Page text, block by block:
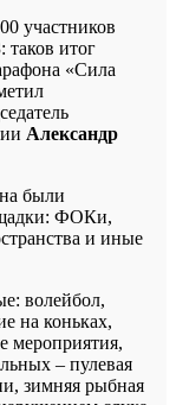
участников
таков итог
«Сила
Александр
были
ФОКи,
и иные
волейбол,
на коньках,
мероприятия,
– пулевая
зимняя рыбная